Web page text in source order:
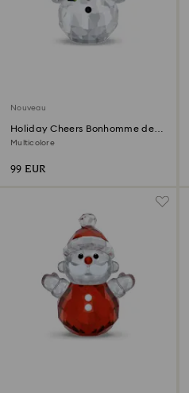
Nouveau
Holiday Cheers Bonhomme de
Neige à bascule
Multicolore
99 EUR